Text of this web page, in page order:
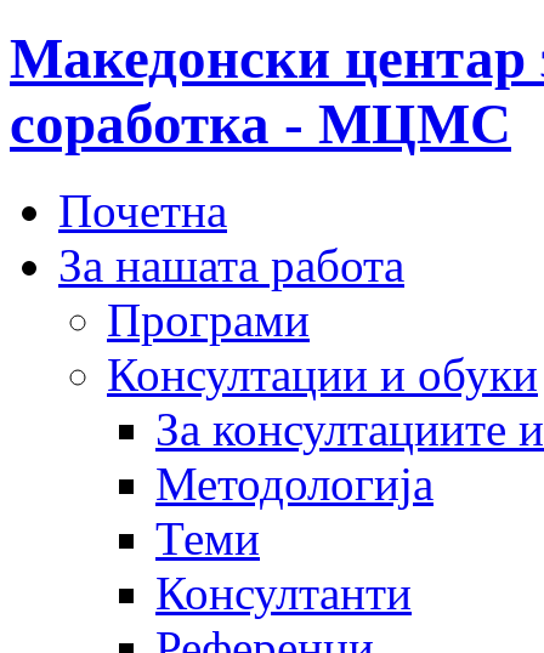
Македонски центар
соработка - МЦМС
Почетна
За нашата работа
Програми
Консултации и обуки
За консултациите
Методологија
Теми
Консултанти